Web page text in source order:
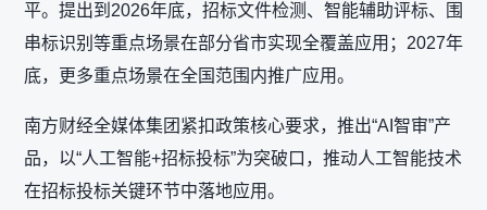
平。提出到2026年底，招标文件检测、智能辅助评标、围
串标识别等重点场景在部分省市实现全覆盖应用；2027年
底，更多重点场景在全国范围内推广应用。
南方财经全媒体集团紧扣政策核心要求，推出“AI智审”产
品，以“人工智能+招标投标”为突破口，推动人工智能技术
在招标投标关键环节中落地应用。